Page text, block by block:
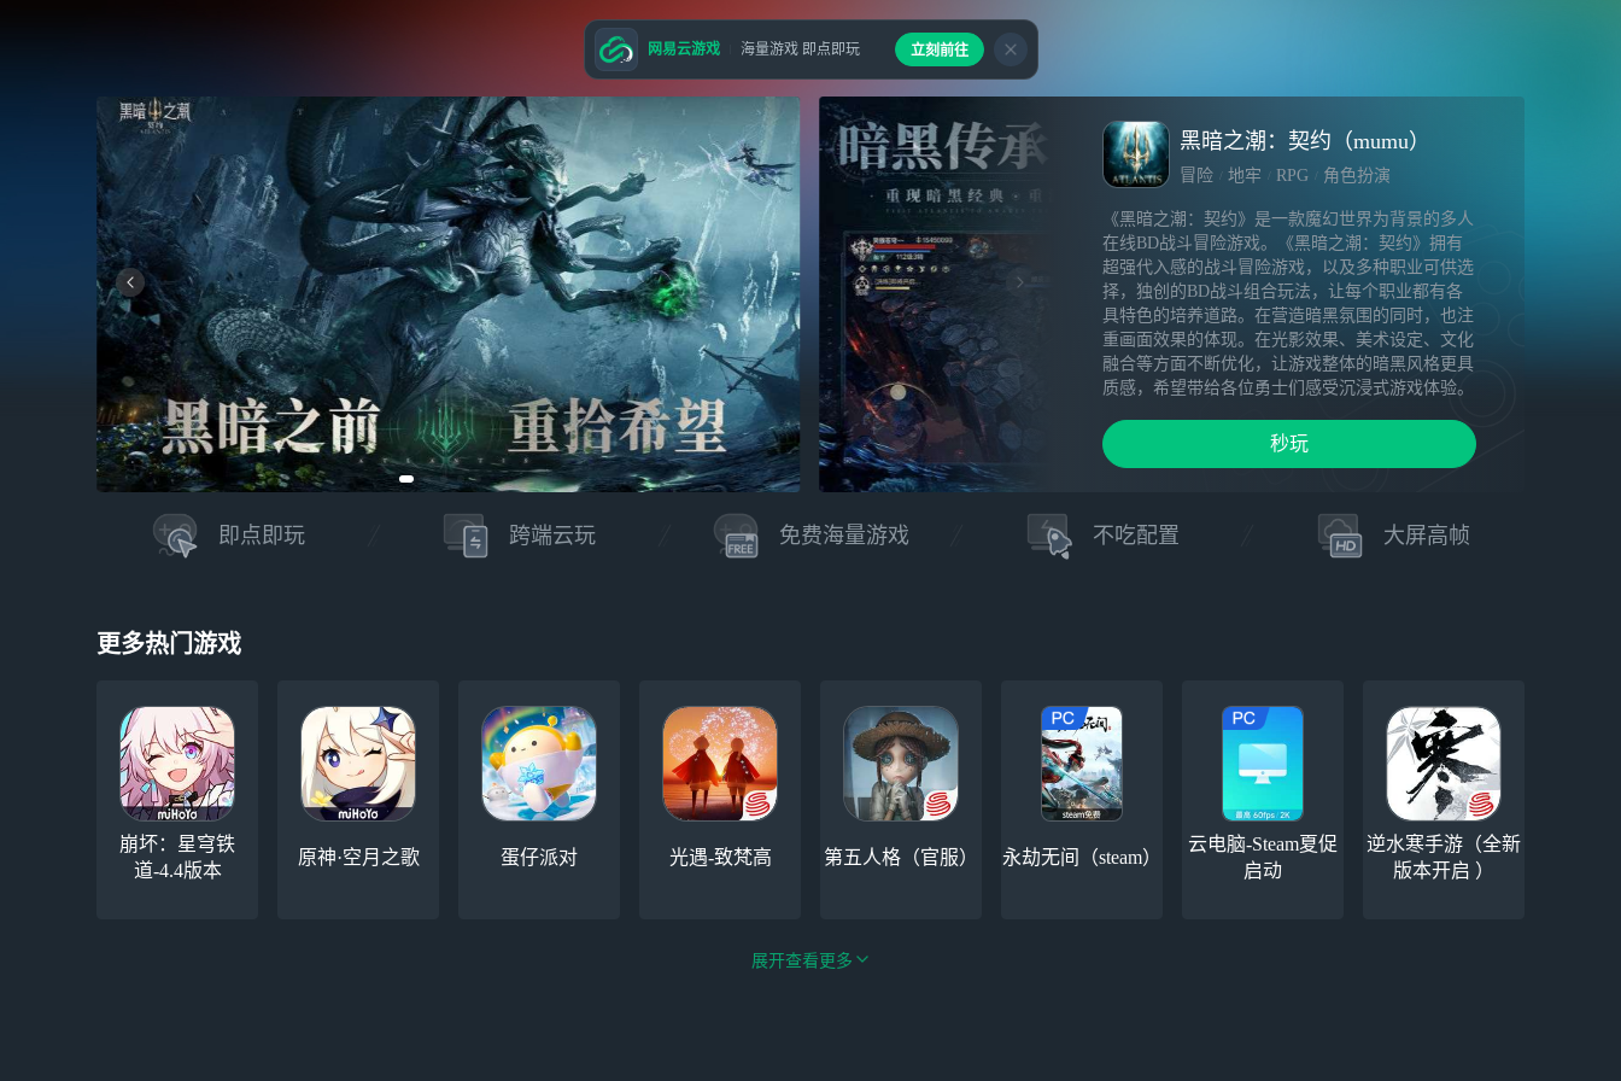
黑暗之潮：契约（mumu）
冒险 地牢 RPG 角色扮演
《黑暗之潮：契约》是一款魔幻世界为背景的多人
在线BD战斗冒险游戏。《黑暗之潮：契约》拥有
超强代入感的战斗冒险游戏，以及多种职业可供选
择，独创的BD战斗组合玩法，让每个职业都有各
具特色的培养道路。在营造暗黑氛围的同时，也注
重画面效果的体现。在光影效果、美术设定、文化
融合等方面不断优化，让游戏整体的暗黑风格更具
质感，希望带给各位勇士们感受沉浸式游戏体验。
开发 黑潮工作室
秒玩
即点即玩 跨端云玩 免费海量游戏 不吃配置 大屏高帧
更多热门游戏
崩坏：星穹铁
道-4.4版本
原神·空月之歌 蛋仔派对 光遇-致梵高 第五人格（官服） 永劫无间（steam）
云电脑-Steam夏促
启动
逆水寒手游（全新
版本开启 ）
展开查看更多
网易云游戏 海量游戏 即点即玩 立刻前往